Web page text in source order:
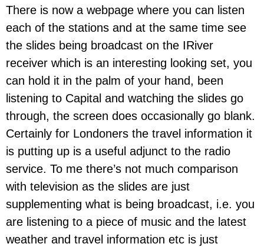
There is now a webpage where you can listen
each of the stations and at the same time see
the slides being broadcast on the IRiver
receiver which is an interesting looking set, you
can hold it in the palm of your hand, been
listening to Capital and watching the slides go
through, the screen does occasionally go blank.
Certainly for Londoners the travel information it
is putting up is a useful adjunct to the radio
service. To me there’s not much comparison
with television as the slides are just
supplementing what is being broadcast, i.e. you
are listening to a piece of music and the latest
weather and travel information etc is just